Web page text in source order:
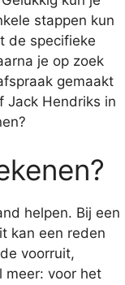
stappen kun
de specifieke
je op zoek
gemaakt
Jack Hendriks in
helpen. Bij een
kan een reden
voorruit,
meer: voor het